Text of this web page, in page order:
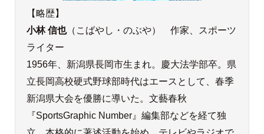
【略歴】
小林 信也（こばやし・のぶや） 作家、スポーツ
ライター
1956年、新潟県長岡市生まれ。慶大法学部卒。県
立長岡高校硬式野球部時代はエースとして、春季
新潟県大会を優勝に導いた。文藝春秋
『SportsGraphic Number』編集部などを経て独